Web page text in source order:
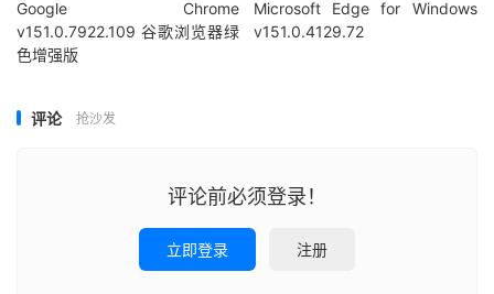
Google Chrome
v151.0.7922.109 谷歌浏览器绿
色增强版
Microsoft Edge for Windows
v151.0.4129.72
评论 抢沙发
评论前必须登录！
立即登录 注册